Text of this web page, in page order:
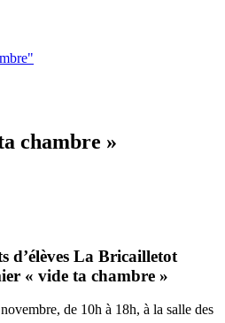
chambre »
d’élèves La Bricailletot
« vide ta chambre »
de 10h à 18h, à la salle des